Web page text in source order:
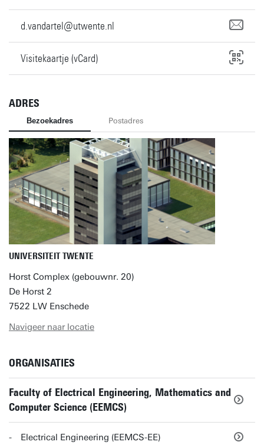
d.vandartel@utwente.nl
Visitekaartje (vCard)
ADRES
Bezoekadres Postadres
UNIVERSITEIT TWENTE
Horst Complex (gebouwnr. 20)
De Horst 2
7522 LW Enschede
Navigeer naar locatie
ORGANISATIES
Faculty of Electrical Engineering, Mathematics and
Computer Science (EEMCS)
Electrical Engineering (EEMCS-EE)